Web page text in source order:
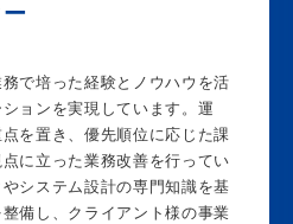
で培った経験とノウハウを活
ョンを実現しています。運
を置き、優先順位に応じた課
に立った業務改善を行ってい
システム設計の専門知識を基
備し、クライアント様の事業